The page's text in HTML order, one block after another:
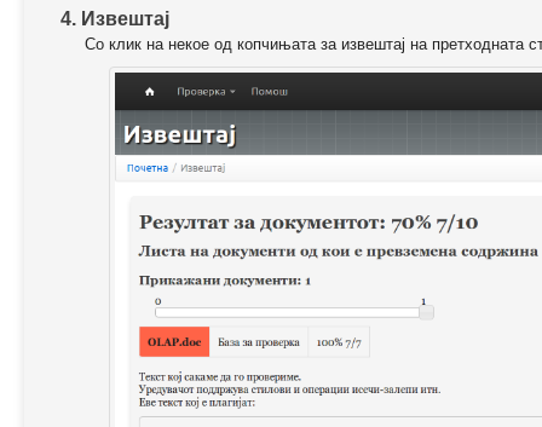
4. Извештај
Со клик на некое од копчињата за извештај на претходната